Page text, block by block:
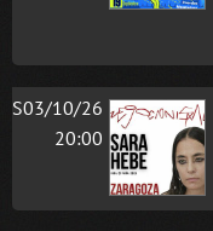
S03/10/26
20:00